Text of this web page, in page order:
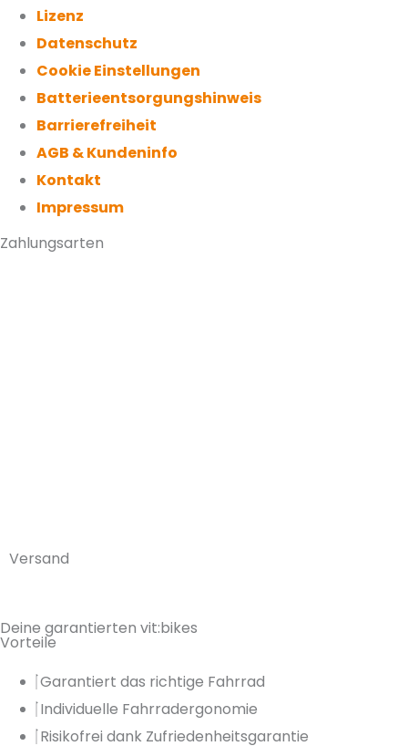
Lizenz
Datenschutz
Cookie Einstellungen
Batterieentsorgungshinweis
Barrierefreiheit
AGB & Kundeninfo
Kontakt
Impressum
Zahlungsarten
Versand
Deine garantierten vit:bikes
Vorteile
Garantiert das richtige Fahrrad
Individuelle Fahrradergonomie
Risikofrei dank Zufriedenheitsgarantie